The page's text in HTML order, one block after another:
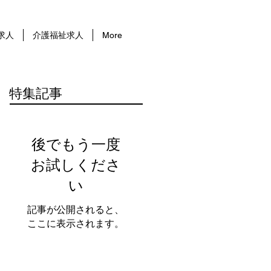
人 介護福祉求人 More
特集記事
後でもう一度
お試しくださ
い
記事が公開されると、
ここに表示されます。